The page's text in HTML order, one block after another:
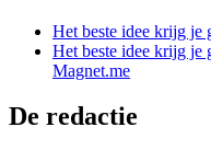
Het beste idee krijg je
Het beste idee krijg je
Magnet.me
De redactie